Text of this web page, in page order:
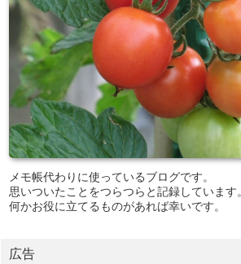
メモ帳代わりに使っているブログです。
思いついたことをつらつらと記録しています
何かお役に立てるものがあれば幸いです。
広告